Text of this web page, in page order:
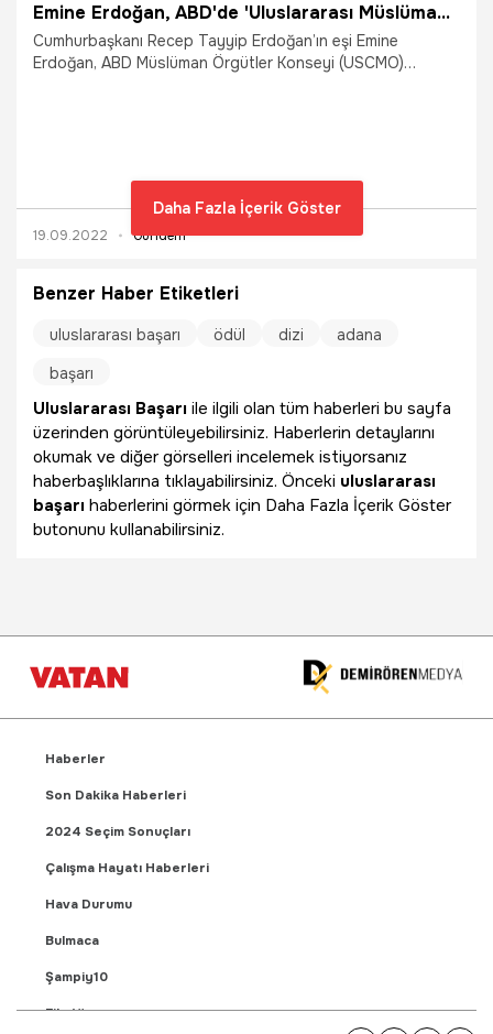
Emine Erdoğan, ABD'de 'Uluslararası Müslüman Kadınlar Başarı ve Topluma Katkı Ödülü'nü aldı
Cumhurbaşkanı Recep Tayyip Erdoğan’ın eşi Emine
Erdoğan, ABD Müslüman Örgütler Konseyi (USCMO)
19.09.2022 Gündem
Daha Fazla İçerik Göster
Benzer Haber Etiketleri
uluslararası başarı ödül dizi
adana
başarı
Uluslararası Başarı ile ilgili olan tüm haberleri bu sayfa
üzerinden görüntüleyebilirsiniz. Haberlerin detaylarını
okumak ve diğer görselleri incelemek istiyorsanız
haberbaşlıklarına tıklayabilirsiniz. Önceki uluslararası
başarı haberlerini görmek için Daha Fazla İçerik Göster
butonunu kullanabilirsiniz.
Haberler
Son Dakika Haberleri
2024 Seçim Sonuçları
Çalışma Hayatı Haberleri
Hava Durumu
Bulmaca
Şampiy10
Fikstür